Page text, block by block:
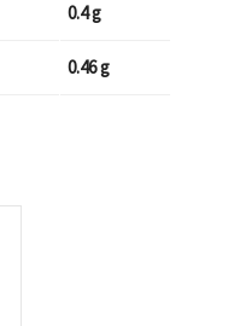
0.4 g
0.46 g